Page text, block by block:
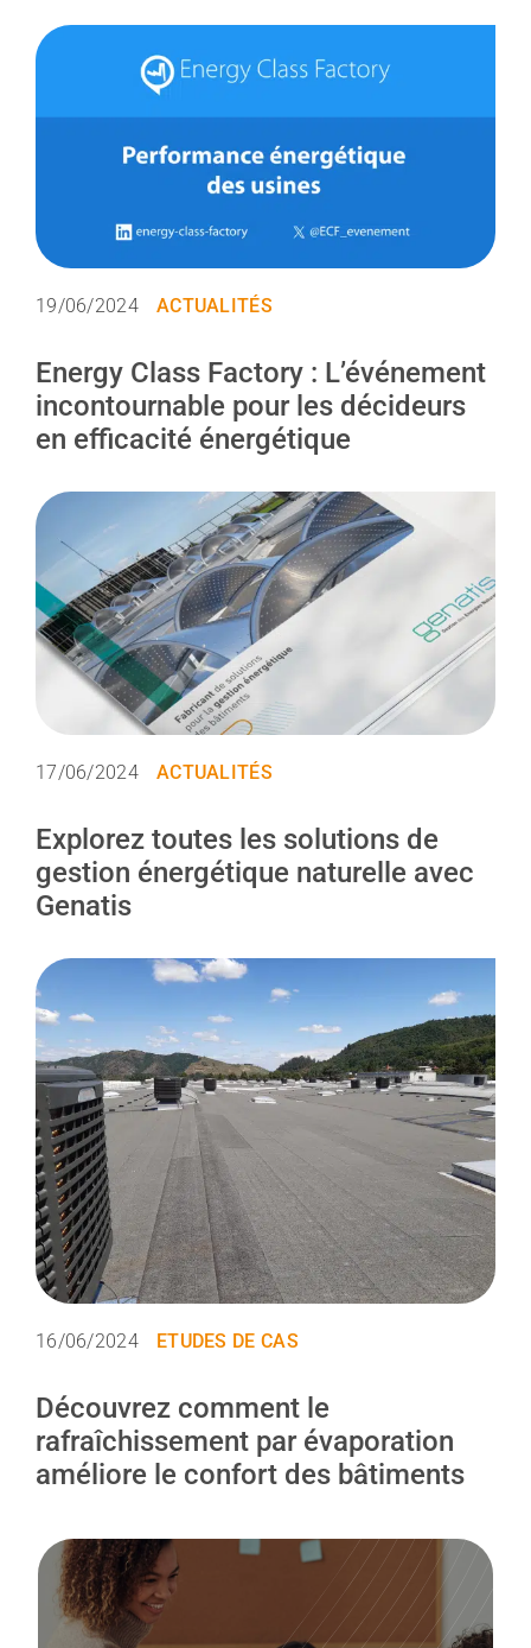
19/06/2024 ACTUALITÉS
Energy Class Factory : L’événement
incontournable pour les décideurs
en efficacité énergétique
17/06/2024 ACTUALITÉS
Explorez toutes les solutions de
gestion énergétique naturelle avec
Genatis
16/06/2024 ETUDES DE CAS
Découvrez comment le
rafraîchissement par évaporation
améliore le confort des bâtiments